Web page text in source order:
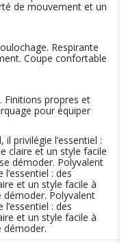
de mouvement et un
Respirante
Coupe confortable
Finitions propres et
pour équiper
privilégie l’essentiel :
claire et un style facile
démoder. Polyvalent
: des
et un style facile à
démoder. Polyvalent
: des
et un style facile à
démoder.